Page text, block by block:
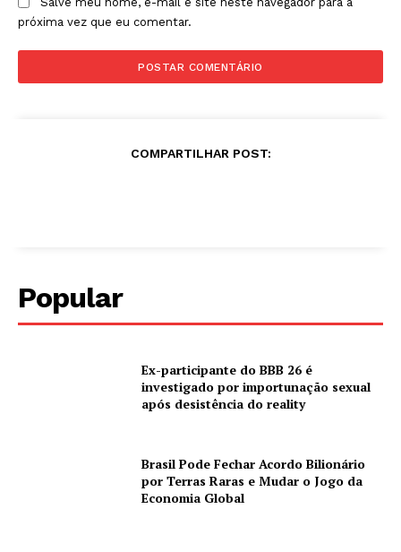
próxima vez que eu comentar.
COMPARTILHAR POST:
Popular
Ex-participante do BBB 26 é
investigado por importunação sexual
após desistência do reality
Brasil Pode Fechar Acordo Bilionário
por Terras Raras e Mudar o Jogo da
Economia Global